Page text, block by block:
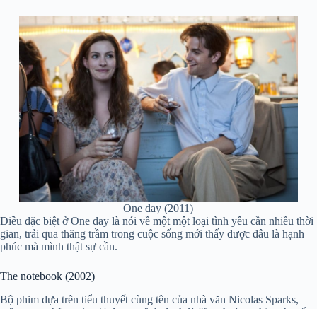
One day (2011)
Điều đặc biệt ở One day là nói về một một loại tình yêu cần nhiều thời
gian, trải qua thăng trầm trong cuộc sống mới thấy được đâu là hạnh
phúc mà mình thật sự cần.
The notebook (2002)
Bộ phim dựa trên tiểu thuyết cùng tên của nhà văn Nicolas Sparks,